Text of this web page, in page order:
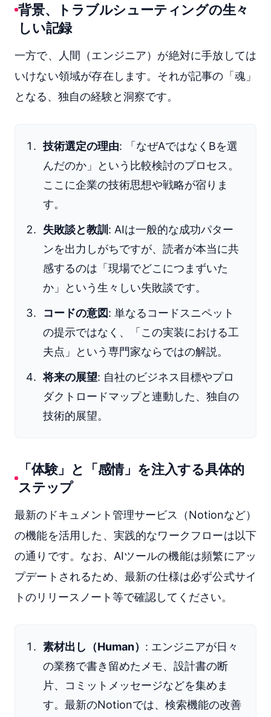
背景、トラブルシューティングの生々
しい記録
一方で、人間（エンジニア）が絶対に手放しては
いけない領域が存在します。それが記事の「魂」
となる、独自の経験と洞察です。
技術選定の理由: 「なぜAではなくBを選
んだのか」という比較検討のプロセス。
ここに企業の技術思想や戦略が宿りま
す。
失敗談と教訓 : AIは一般的な成功パター
ンを出力しがちですが、読者が本当に共
感するのは「現場でどこにつまずいた
か」という生々しい失敗談です。
コードの意図: 単なるコードスニペット
の提示ではなく、「この実装における工
夫点」という専門家ならではの解説。
将来の展望: 自社のビジネス目標やプロ
ダクトロードマップと連動した、独自の
技術的展望。
「体験」と「感情」を注入する具体的
ステップ
最新のドキュメント管理サービス（Notionなど）
の機能を活用した、実践的なワークフローは以下
の通りです。なお、AIツールの機能は頻繁にアッ
プデートされるため、最新の仕様は必ず公式サイ
トのリリースノート等で確認してください。
素材出し（Human） : エンジニアが日々
の業務で書き留めたメモ、設計書の断
片、コミットメッセージなどを集めま
す。最新のNotionでは、検索機能の改善